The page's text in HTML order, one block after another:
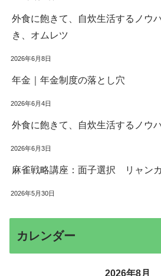
外食に飽きて、自炊生活するノウ
き、オムレツ
2026年6月8日
年金｜年金制度の落とし穴
2026年6月4日
外食に飽きて、自炊生活するノウ
2026年6月3日
麻雀戦略講座：面子選択 リャン
2026年5月30日
カレンダー
2026年8月